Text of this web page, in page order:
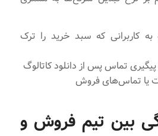
به کاربرانی که سبد خرید را ترک
تماس پس از دانلود کاتالوگ
یا تماس‌های فروش
بین تیم فروش و